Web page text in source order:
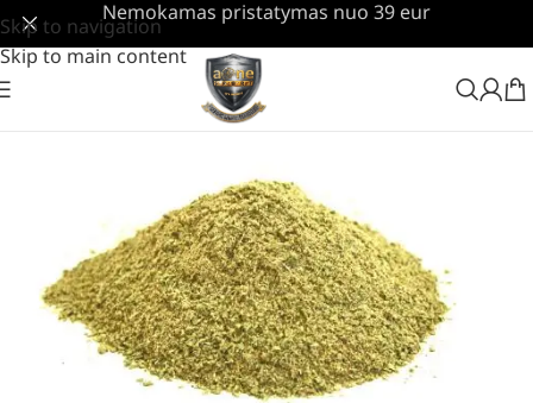
Skip to navigation
Skip to main content
Nemokamas pristatymas nuo 39 eur